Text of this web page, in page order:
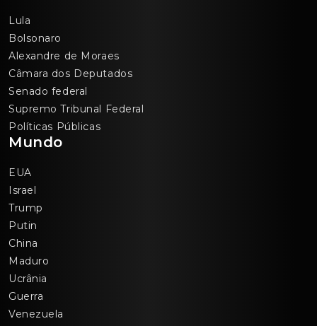
Lula
Bolsonaro
Alexandre de Moraes
Câmara dos Deputados
Senado federal
Supremo Tribunal Federal
Políticas Públicas
Mundo
EUA
Israel
Trump
Putin
China
Maduro
Ucrânia
Guerra
Venezuela